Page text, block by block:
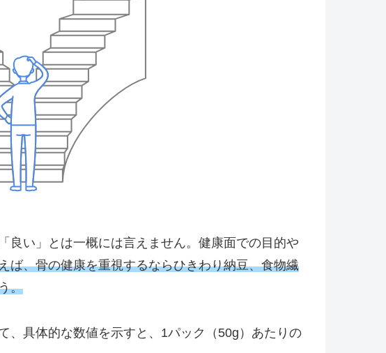
良い」とは一概には言えません。健康面での目的や
ば、骨の健康を重視するならひきわり納豆、食物繊
。
、具体的な数値を示すと、1パック（50g）あたりの